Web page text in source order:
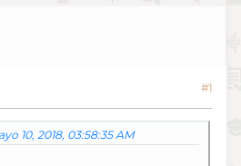
#1
10, 2018, 03:58:35 AM